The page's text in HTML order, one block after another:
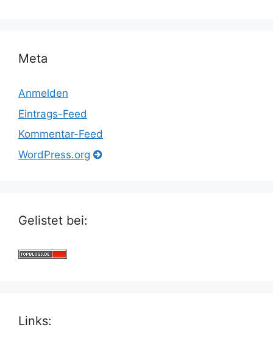
Meta
Anmelden
Eintrags-Feed
Kommentar-Feed
WordPress.org
Gelistet bei:
Links: